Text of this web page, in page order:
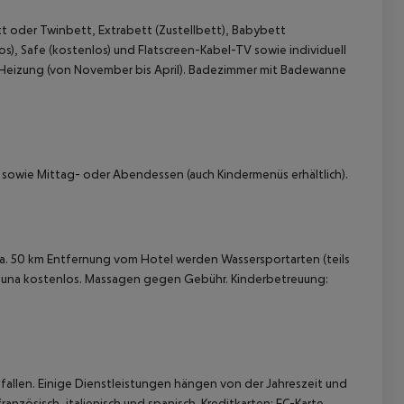
oder Twinbett, Extrabett (Zustellbett), Babybett
Safe (kostenlos) und Flatscreen-Kabel-TV sowie individuell
(von November bis April). Badezimmer mit Badewanne
Mittag- oder Abendessen (auch Kindermenüs erhältlich).
50 km Entfernung vom Hotel werden Wassersportarten (teils
kostenlos. Massagen gegen Gebühr. Kinderbetreuung:
Einige Dienstleistungen hängen von der Jahreszeit und